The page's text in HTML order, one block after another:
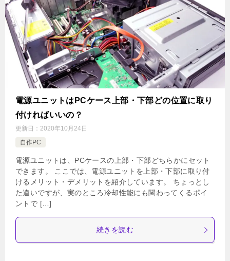
電源ユニットはPCケース上部・下部どの位置に取り
付ければいいの？
更新日： 2020年10月24日
自作PC
電源ユニットは、PCケースの上部・下部どちらかにセット
できます。 ここでは、電源ユニットを上部・下部に取り付
けるメリット・デメリットを紹介しています。 ちょっとし
た違いですが、実のところ冷却性能にも関わってくるポイ
ントで […]
続きを読む